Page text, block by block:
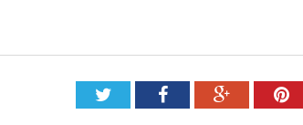
TwitterFacebookGoogle+